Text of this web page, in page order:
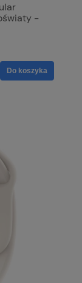
-
Do koszyka